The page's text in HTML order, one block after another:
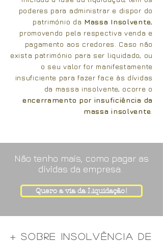
poderes para administrar e dispor do
património da Massa Insolvente,
promovendo pela respectiva venda e
pagamento aos credores. Caso não
exista património para ser liquidado, ou
o seu valor for manifestamente
insuficiente para fazer face às dívidas
da massa insolvente, ocorre o
encerramento por insuficiência da
massa insolvente
Não tenho mais, como pagar as
dívidas da empresa.
Quero a via da Liquidação!
+ sobre insolvência de